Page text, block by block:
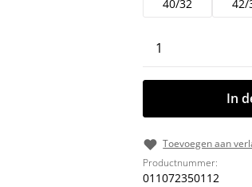
40/32 42/
In
Toevoegen aan
Productnummer:
011072350112